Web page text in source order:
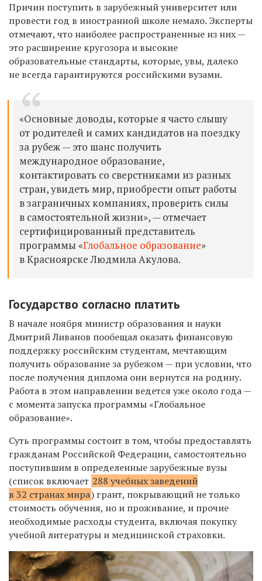
Причин поступить в зарубежный университет или
провести год в иностранной школе немало. Эксперты
отмечают, что наиболее распространенные из них —
это расширение кругозора и высокие
образовательные стандарты, которые, увы, далеко
не всегда гарантируются российскими вузами.
«Основные доводы, которые я часто слышу
от родителей и самих кандидатов на поездку
за рубеж — это шанс получить
международное образование,
контактировать со сверстниками из разных
стран, увидеть мир, приобрести опыт работы
в заграничных компаниях, проверить силы
в самостоятельной жизни», — отмечает
сертифицированный представитель
программы «Глобальное образование»
в Красноярске Людмила Акулова.
Государство согласно платить
В начале ноября министр образования и науки
Дмитрий Ливанов пообещал оказать финансовую
поддержку российским студентам, мечтающим
получить образование за рубежом — при условии, что
после получения диплома они вернутся на родину.
Работа в этом направлении ведется уже около года —
с момента запуска программы «Глобальное
образование».
Суть программы состоит в том, чтобы предоставлять
гражданам Российской Федерации, самостоятельно
поступившим в определенные зарубежные вузы
(список включает 288 учебных заведений
в 32 странах мира) грант, покрывающий не только
стоимость обучения, но и проживание, и прочие
необходимые расходы студента, включая покупку
учебной литературы и медицинской страховки.